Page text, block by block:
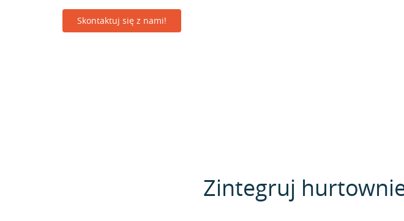
Skontaktuj się z nami!
Zintegruj